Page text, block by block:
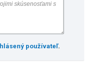
používateľ.